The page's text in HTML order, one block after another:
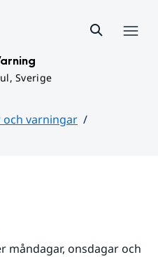
Sverige
och varningar
måndagar, onsdagar och